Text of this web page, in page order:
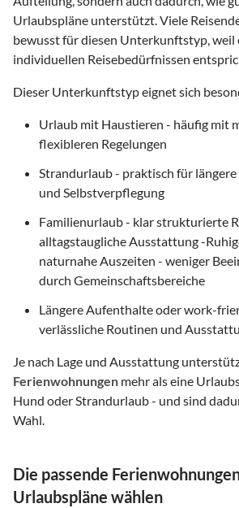
Urlaubspläne unterstützt. Viele
bewusst für diesen Unterkunftstyp, weil
individuellen Reisebedürfnissen
Dieser Unterkunftstyp eignet sich
Urlaub mit Haustieren - häufig mit
flexibleren Regelungen
Strandurlaub - praktisch für
und Selbstverpflegung
Familienurlaub - klar strukturierte
alltagstaugliche Ausstattung -
naturnahe Auszeiten - weniger
durch Gemeinschaftsbereiche
Längere Aufenthalte oder work-
verlässliche Routinen und
Je nach Lage und Ausstattung
Ferienwohnungen mehr als eine
Hund oder Strandurlaub - und sind
Wahl.
Die passende
Urlaubspläne wählen